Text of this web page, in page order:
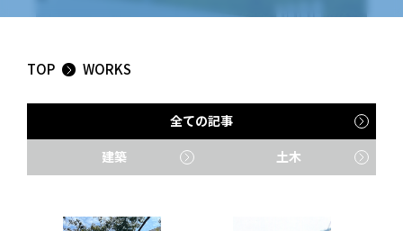
TOP WORKS
全ての記事
建築
土木